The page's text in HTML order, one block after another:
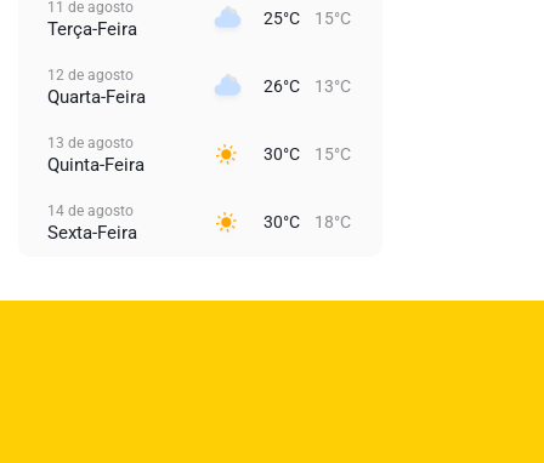
11 de agosto
Terça-Feira 25°C 15°C
12 de agosto
Quarta-Feira 26°C 13°C
13 de agosto
Quinta-Feira 30°C 15°C
14 de agosto
Sexta-Feira 30°C 18°C